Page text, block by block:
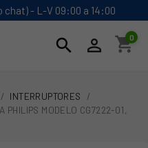
chat) - L-V 09:00 a 14:00
search  shopping_cart
0
INTERRUPTORES
PHILIPS MODELO CG7222-01,